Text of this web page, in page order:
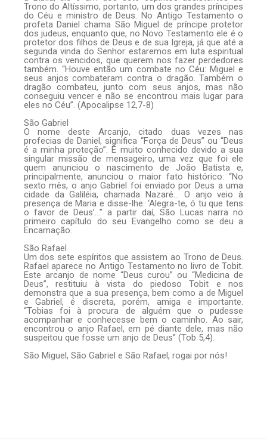
Trono do Altíssimo, portanto, um dos grandes príncipes
do Céu e ministro de Deus. No Antigo Testamento o
profeta Daniel chama São Miguel de príncipe protetor
dos judeus, enquanto que, no Novo Testamento ele é o
protetor dos filhos de Deus e de sua Igreja, já que até a
segunda vinda do Senhor estaremos em luta espiritual
contra os vencidos, que querem nos fazer perdedores
também. “Houve então um combate no Céu: Miguel e
seus anjos combateram contra o dragão. Também o
dragão combateu, junto com seus anjos, mas não
conseguiu vencer e não se encontrou mais lugar para
eles no Céu”. (Apocalipse 12,7-8)
São Gabriel
O nome deste Arcanjo, citado duas vezes nas
profecias de Daniel, significa “Força de Deus” ou “Deus
é a minha proteção”. É muito conhecido devido a sua
singular missão de mensageiro, uma vez que foi ele
quem anunciou o nascimento de João Batista e,
principalmente, anunciou o maior fato histórico: “No
sexto mês, o anjo Gabriel foi enviado por Deus a uma
cidade da Galiléia, chamada Nazaré… O anjo veio à
presença de Maria e disse-lhe: ‘Alegra-te, ó tu que tens
o favor de Deus’…” a partir daí, São Lucas narra no
primeiro capítulo do seu Evangelho como se deu a
Encarnação.
São Rafael
Um dos sete espíritos que assistem ao Trono de Deus.
Rafael aparece no Antigo Testamento no livro de Tobit.
Este arcanjo de nome “Deus curou” ou “Medicina de
Deus”, restituiu à vista do piedoso Tobit e nos
demonstra que a sua presença, bem como a de Miguel
e Gabriel, é discreta, porém, amiga e importante.
“Tobias foi à procura de alguém que o pudesse
acompanhar e conhecesse bem o caminho. Ao sair,
encontrou o anjo Rafael, em pé diante dele, mas não
suspeitou que fosse um anjo de Deus” (Tob 5,4).
São Miguel, São Gabriel e São Rafael, rogai por nós!